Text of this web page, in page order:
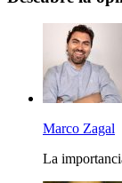
Marco Zagal
La